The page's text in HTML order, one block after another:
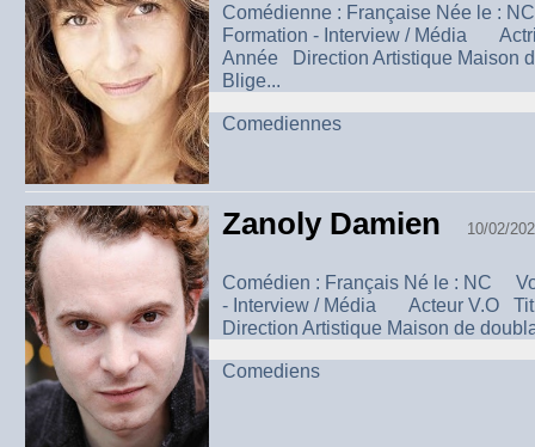
Comédienne : Française Née le :
Formation - Interview / Média
Année Direction Artistique Maison
Blige...
Comediennes
Zanoly Damien 10/02/
Comédien : Français Né le : NC
- Interview / Média Acteur V.O
Direction Artistique Maison de
Comediens